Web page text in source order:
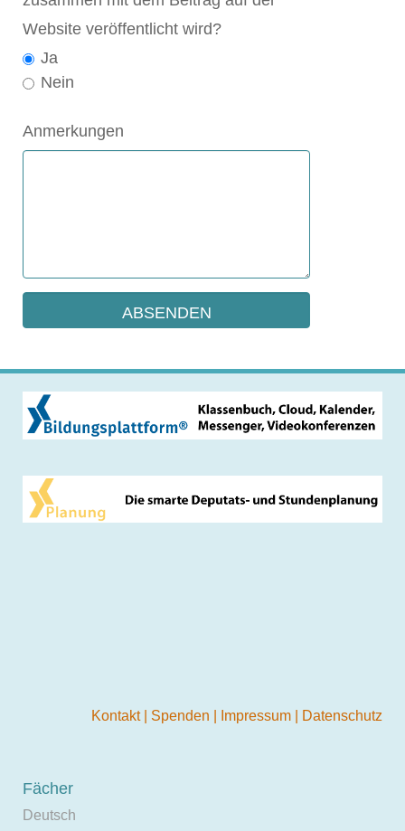
Website veröffentlicht wird?
Ja
Nein
Anmerkungen
Kontakt Spenden Impressum Datenschutz
Fächer
Deutsch